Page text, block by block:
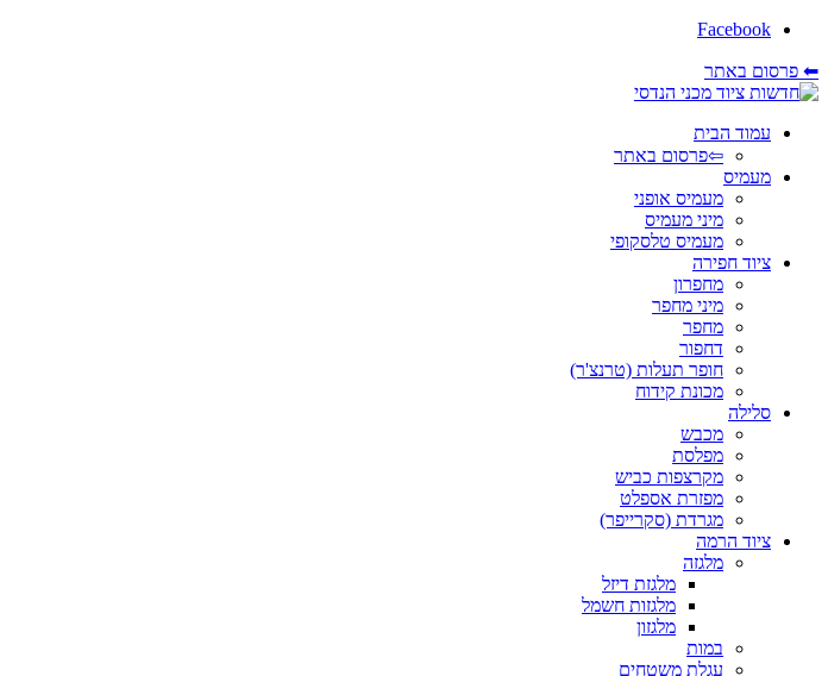
Facebook
⬅ פרסום באתר
עמוד הבית
⇦פרסום באתר
מעמיס
מעמיס אופני
מיני מעמיס
מעמיס טלסקופי
ציוד חפירה
מחפרון
מיני מחפר
מחפר
דחפור
חופר תעלות (טרנצ'ר)
מכונת קידוח
סלילה
מכבש
מפלסת
מקרצפות כביש
מפזרת אספלט
מגרדת (סקרייפר)
ציוד הרמה
מלגזה
מלגזת דיזל
מלגזות חשמל
מלגזון
במות
עגלת משטחים